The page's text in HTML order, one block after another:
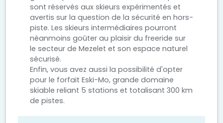
sont réservés aux skieurs expérimentés et
avertis sur la question de la sécurité en hors-
piste. Les skieurs intermédiaires pourront
néanmoins goûter au plaisir du freeride sur
le secteur de Mezelet et son espace naturel
sécurisé.
Enfin, vous avez aussi la possibilité d'opter
pour le forfait Eski-Mo, grande domaine
skiable reliant 5 stations et totalisant 300 km
de pistes.